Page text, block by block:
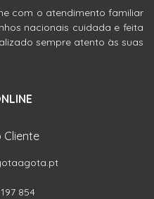
com o atendimento familiar
nacionais cuidada e feita
sempre atento às suas
Cliente
854